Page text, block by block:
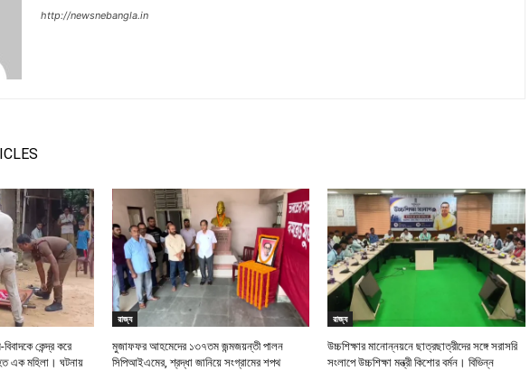
http://newsnebangla.in
কেন্দ্র করে
এক মহিলা। ঘটনায়
রাজ্য
মুজাফফর আহমেদের ১৩৭তম জন্মজয়ন্তী পালন
সিপিআইএমের, শ্রদ্ধা জানিয়ে সংগ্রামের শপথ
রাজ্য
উচ্চশিক্ষার মানোন্নয়নে ছাত্রছাত্রীদের সঙ্গে সরাসরি
সংলাপে উচ্চশিক্ষা মন্ত্রী কিশোর বর্মন। বিভিন্ন